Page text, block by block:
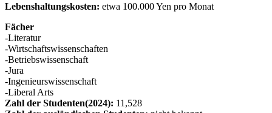
Lebenshaltungskosten: etwa 100.000 Yen pro Monat
Fächer
-Literatur
-Wirtschaftswissenschaften
-Betriebswissenschaft
-Jura
-Ingenieurswissenschaft
-Liberal Arts
Zahl der Studenten(2024): 11,528